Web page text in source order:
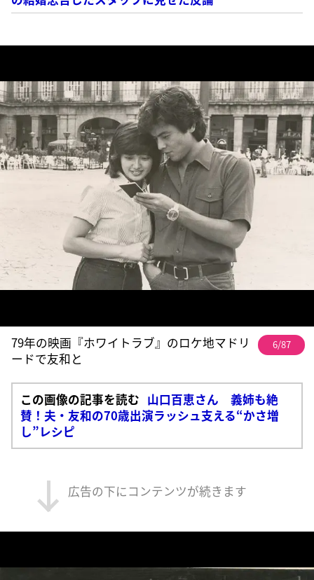
79年の映画『ホワイトラブ』のロケ地マドリ
ードで友和と
6/87
この画像の記事を読む 山口百恵さん 義姉も絶
賛！夫・友和の70歳出演ラッシュ支える“かさ増
し”レシピ
広告の下にコンテンツが続きます